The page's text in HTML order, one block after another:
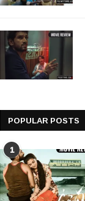
POPULAR POSTS
1